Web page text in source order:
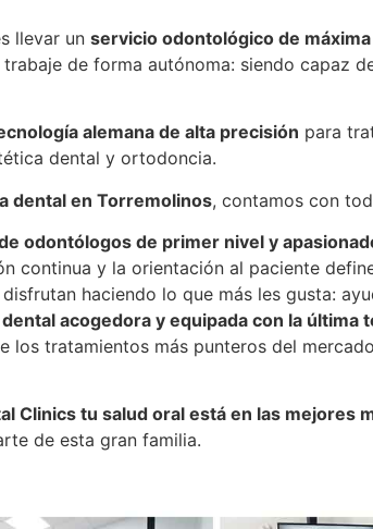
llevar unservicio odontológico de
de forma autónoma: siendo capaz
alemana de alta precisión para
dental y ortodoncia.
dental en Torremolinos, contamos con
odontólogos de primer nivel y
continua y la orientación al paciente
haciendo lo que más les gusta:
acogedora y equipada con la última
los tratamientos más punteros del
Clinics tu salud oral está en las mejores
de esta gran familia.